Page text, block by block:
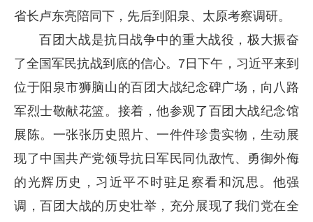
省长卢东亮陪同下，先后到阳泉、太原考察调研。
百团大战是抗日战争中的重大战役，极大振奋
了全国军民抗战到底的信心。7日下午，习近平来到
位于阳泉市狮脑山的百团大战纪念碑广场，向八路
军烈士敬献花篮。接着，他参观了百团大战纪念馆
展陈。一张张历史照片、一件件珍贵实物，生动展
现了中国共产党领导抗日军民同仇敌忾、勇御外侮
的光辉历史，习近平不时驻足察看和沉思。他强
调，百团大战的历史壮举，充分展现了我们党在全